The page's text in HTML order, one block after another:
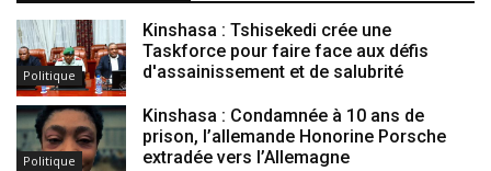
Politique
Kinshasa : Tshisekedi crée une
Taskforce pour faire face aux défis
d'assainissement et de salubrité
Politique
Kinshasa : Condamnée à 10 ans de
prison, l’allemande Honorine Porsche
extradée vers l’Allemagne